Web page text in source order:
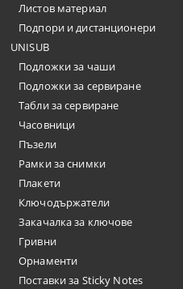
Листов материал
Подпори и дистанционери
UNISUB
Подложки за чаши
Подложки за сервиране
Табли за сервиране
Часовници
Пъзели
Рамки за снимки
Плакети
Ключодържатели
Закачалка за ключове
Гривни
Орнаменти
Поставки за Sticky Notes